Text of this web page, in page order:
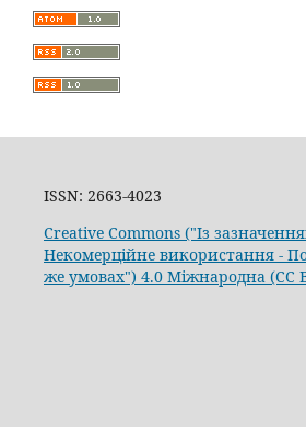
ISSN: 2663-4023
Creative Commons ("Із
Некомерційне використання -
же умовах") 4.0 Міжнародна (CC